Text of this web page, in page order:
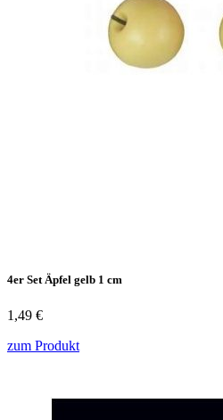
4er Set Äpfel gelb 1 cm
1,49 €
zum Produkt